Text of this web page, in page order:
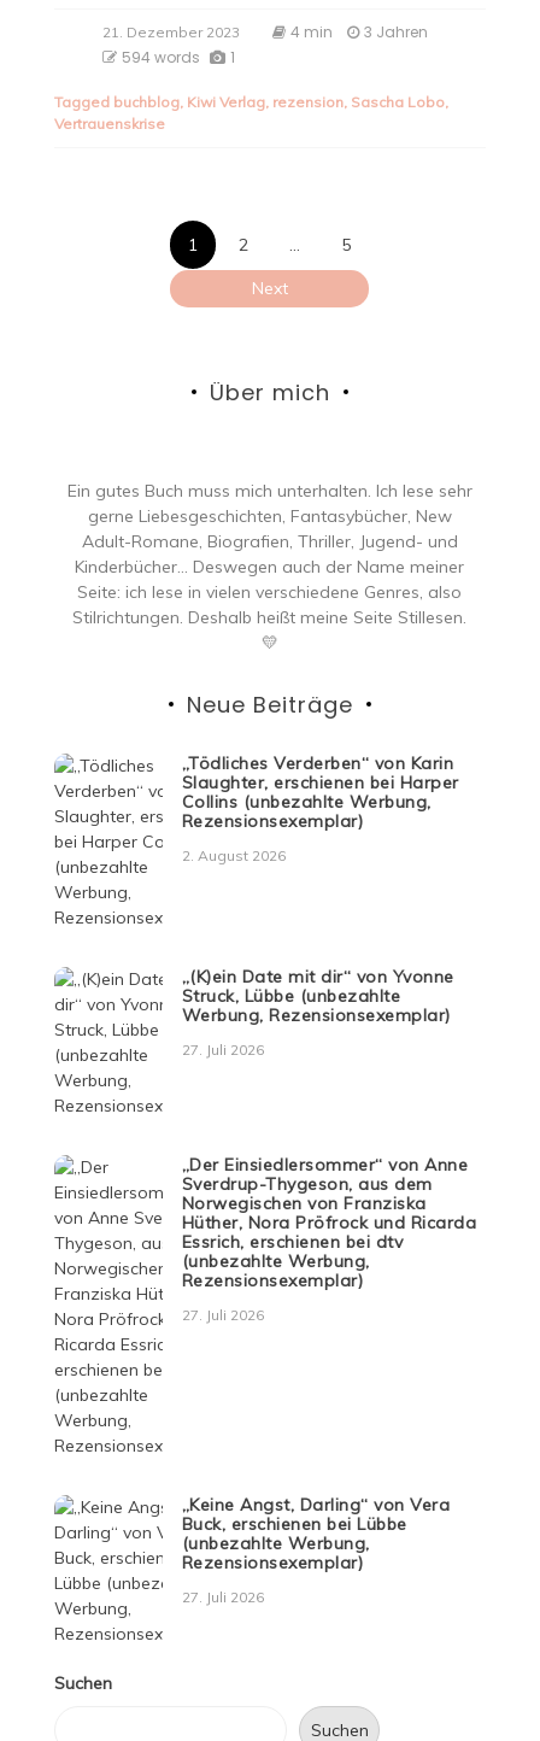
21. Dezember 2023 4 min
3 Jahren
594 words
1
Tagged buchblog, Kiwi Verlag, rezension, Sascha Lobo,
Vertrauenskrise
der
1 2 …
5
Next
Über mich
Ein gutes Buch muss mich unterhalten. Ich lese sehr
gerne Liebesgeschichten, Fantasybücher, New
Adult-Romane, Biografien, Thriller, Jugend- und
Kinderbücher… Deswegen auch der Name meiner
Seite: ich lese in vielen verschiedene Genres, also
Stilrichtungen. Deshalb heißt meine Seite Stillesen.
💛
Neue Beiträge
„Tödliches Verderben“ von Karin
Slaughter, erschienen bei Harper
Collins (unbezahlte Werbung,
Rezensionsexemplar)
2. August 2026
„(K)ein Date mit dir“ von Yvonne
Struck, Lübbe (unbezahlte
Werbung, Rezensionsexemplar)
27. Juli 2026
„Der Einsiedlersommer“ von Anne
Sverdrup-Thygeson, aus dem
Norwegischen von Franziska
Hüther, Nora Pröfrock und Ricarda
Essrich, erschienen bei dtv
(unbezahlte Werbung,
Rezensionsexemplar)
27. Juli 2026
„Keine Angst, Darling“ von Vera
Buck, erschienen bei Lübbe
(unbezahlte Werbung,
Rezensionsexemplar)
27. Juli 2026
Suchen
Suchen